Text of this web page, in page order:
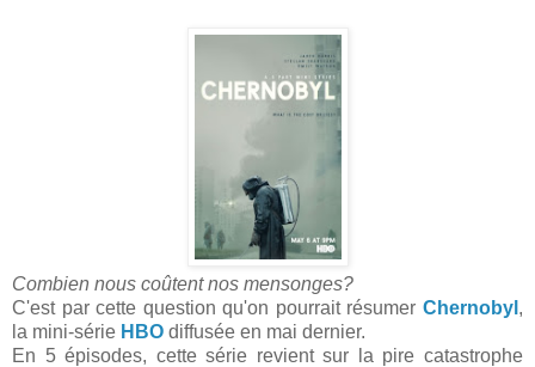
Combien nous coûtent nos mensonges?
C'est par cette question qu'on pourrait résumer Chernobyl ,
la mini-série HBO diffusée en mai dernier.
En 5 épisodes, cette série revient sur la pire catastrophe